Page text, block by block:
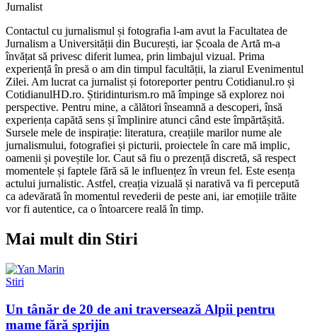
Jurnalist
Contactul cu jurnalismul și fotografia l-am avut la Facultatea de
Jurnalism a Universității din București, iar Școala de Artă m-a
învățat să privesc diferit lumea, prin limbajul vizual. Prima
experiență în presă o am din timpul facultății, la ziarul Evenimentul
Zilei. Am lucrat ca jurnalist și fotoreporter pentru Cotidianul.ro și
CotidianulHD.ro. Știridinturism.ro mă împinge să explorez noi
perspective. Pentru mine, a călători înseamnă a descoperi, însă
experiența capătă sens și împlinire atunci când este împărtășită.
Sursele mele de inspirație: literatura, creațiile marilor nume ale
jurnalismului, fotografiei și picturii, proiectele în care mă implic,
oamenii și poveștile lor. Caut să fiu o prezență discretă, să respect
momentele și faptele fără să le influențez în vreun fel. Este esența
actului jurnalistic. Astfel, creația vizuală și narativă va fi percepută
ca adevărată în momentul revederii de peste ani, iar emoțiile trăite
vor fi autentice, ca o întoarcere reală în timp.
Mai mult din Stiri
Stiri
Un tânăr de 20 de ani traversează Alpii pentru
mame fără sprijin